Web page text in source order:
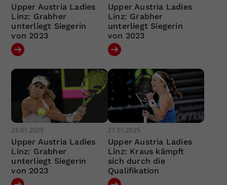
Upper Austria Ladies
Linz: Grabher
unterliegt Siegerin
von 2023
Upper Austria Ladies
Linz: Grabher
unterliegt Siegerin
von 2023
28.01.2025
Upper Austria Ladies
Linz: Grabher
unterliegt Siegerin
von 2023
27.01.2025
Upper Austria Ladies
Linz: Kraus kämpft
sich durch die
Qualifikation